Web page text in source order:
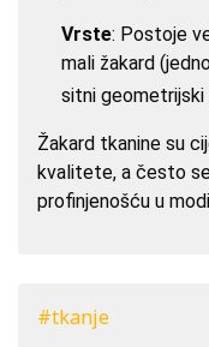
Vrste: Postoje
mali žakard
sitni geometrijski
Žakard tkanine su
kvalitete, a često
profinjenošću u
#tkanje